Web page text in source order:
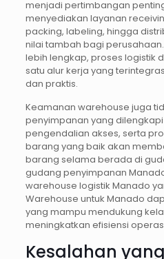
menjadi pertimbangan
menyediakan layanan
packing, labeling, hingga
nilai tambah bagi
lebih lengkap, proses logistik
satu alur kerja yang
dan praktis.
Keamanan warehouse juga
penyimpanan yang
pengendalian akses, serta
barang yang baik akan
barang selama berada di
gudang penyimpanan
warehouse logistik Manado
Warehouse untuk Manado
yang mampu mendukung
meningkatkan efisiensi
Kesalahan